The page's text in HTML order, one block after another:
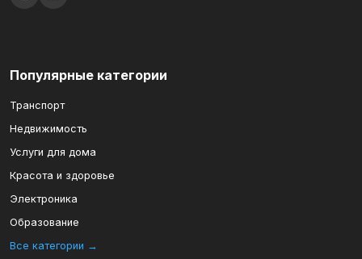
Популярные категории
Транспорт
Недвижимость
Услуги для дома
Красота и здоровье
Электроника
Образование
Все категории →